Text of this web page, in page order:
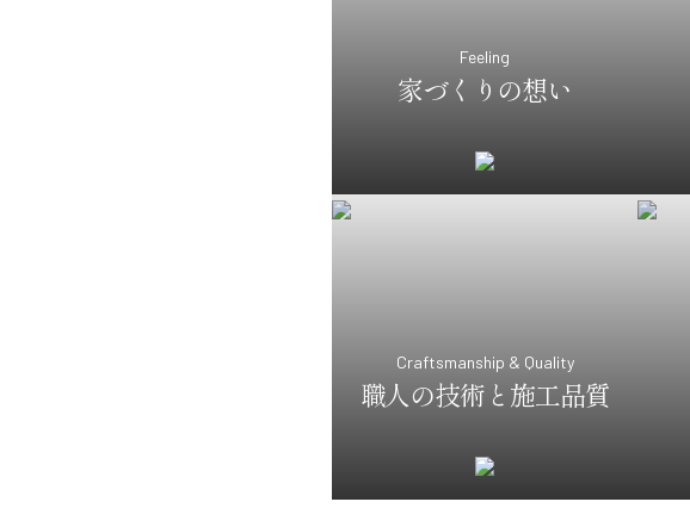
Feeling
家づくりの想い
Craftsmanship & Quality
職人の技術と施工品質